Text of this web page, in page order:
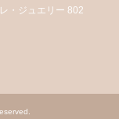
・ジュエリー 802